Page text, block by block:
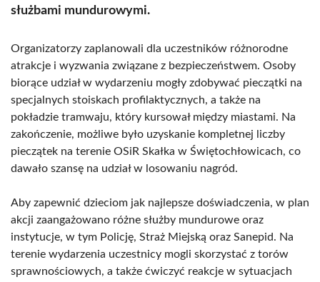
służbami mundurowymi.
Organizatorzy zaplanowali dla uczestników różnorodne
atrakcje i wyzwania związane z bezpieczeństwem. Osoby
biorące udział w wydarzeniu mogły zdobywać pieczątki na
specjalnych stoiskach profilaktycznych, a także na
pokładzie tramwaju, który kursował między miastami. Na
zakończenie, możliwe było uzyskanie kompletnej liczby
pieczątek na terenie OSiR Skałka w Świętochłowicach, co
dawało szansę na udział w losowaniu nagród.
Aby zapewnić dzieciom jak najlepsze doświadczenia, w plan
akcji zaangażowano różne służby mundurowe oraz
instytucje, w tym Policję, Straż Miejską oraz Sanepid. Na
terenie wydarzenia uczestnicy mogli skorzystać z torów
sprawnościowych, a także ćwiczyć reakcje w sytuacjach